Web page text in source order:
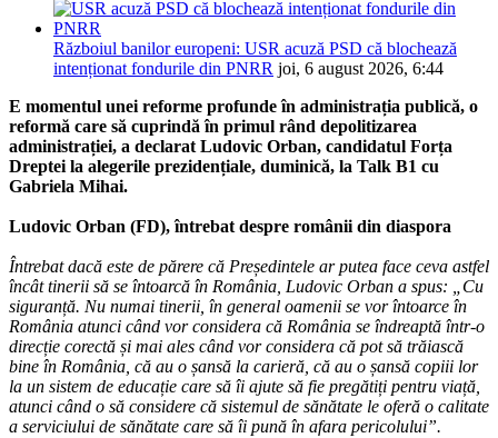
Războiul banilor europeni: USR acuză PSD că blochează
intenționat fondurile din PNRR joi, 6 august 2026, 6:44
E momentul unei reforme profunde în administrația publică, o
reformă care să cuprindă în primul rând depolitizarea
administrației, a declarat Ludovic Orban, candidatul Forța
Dreptei la alegerile prezidențiale, duminică, la Talk B1 cu
Gabriela Mihai.
Ludovic Orban (FD), întrebat despre românii din diaspora
Întrebat dacă este de părere că Președintele ar putea face ceva astfel
încât tinerii să se întoarcă în România, Ludovic Orban a spus: „Cu
siguranță. Nu numai tinerii, în general oamenii se vor întoarce în
România atunci când vor considera că România se îndreaptă într-o
direcție corectă și mai ales când vor considera că pot să trăiască
bine în România, că au o șansă la carieră, că au o șansă copiii lor
la un sistem de educație care să îi ajute să fie pregătiți pentru viață,
atunci când o să considere că sistemul de sănătate le oferă o calitate
a serviciului de sănătate care să îi pună în afara pericolului”.